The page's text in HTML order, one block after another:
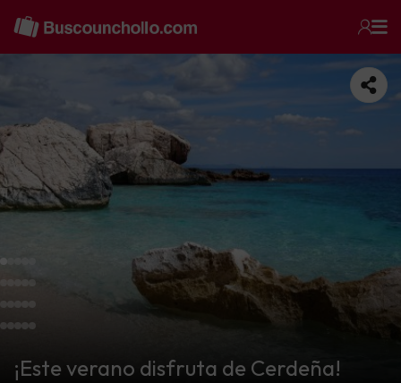
¡Este verano disfruta de Cerdeña!